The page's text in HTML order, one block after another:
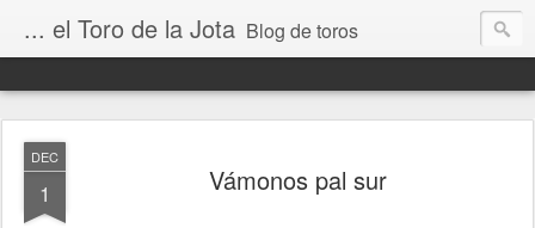
... el Toro de la Jota Blog de toros
DEC
1 Vámonos pal sur